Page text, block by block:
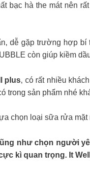
bạc hà the mát nên
dễ gặp trường hợp
còn giúp kiềm
plus, có rất nhiều
trong sản phẩm nhé
chọn loại sữa rửa
như chọn người
kì quan trọng. It